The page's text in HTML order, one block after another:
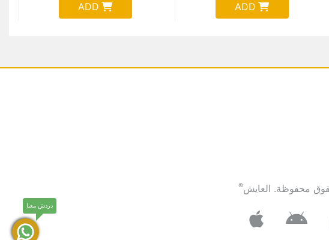
ADD
ADD
العايش®
دردش معنا